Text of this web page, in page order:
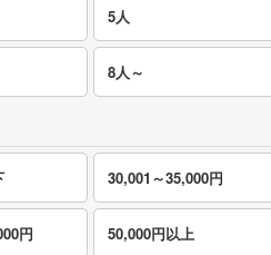
5人
8人～
30,001～35,000円
円 50,000円以上